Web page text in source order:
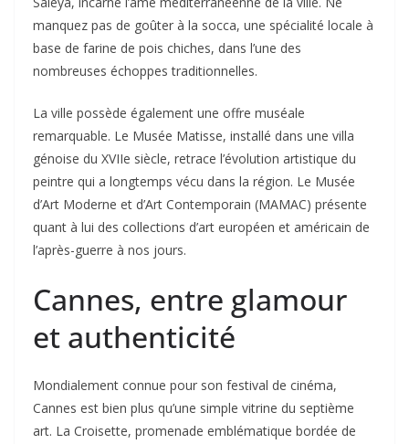
manquez pas de goûter à la socca, une spécialité locale à
base de farine de pois chiches, dans l’une des
nombreuses échoppes traditionnelles.
La ville possède également une offre muséale
remarquable. Le Musée Matisse, installé dans une villa
génoise du XVIIe siècle, retrace l’évolution artistique du
peintre qui a longtemps vécu dans la région. Le Musée
d’Art Moderne et d’Art Contemporain (MAMAC) présente
quant à lui des collections d’art européen et américain de
l’après-guerre à nos jours.
Cannes, entre glamour
et authenticité
Mondialement connue pour son festival de cinéma,
Cannes est bien plus qu’une simple vitrine du septième
art. La Croisette, promenade emblématique bordée de